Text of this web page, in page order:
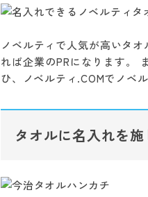
ノベルティで人気が高いタ
れば企業のPRになります。
ひ、ノベルティ.COMでノベ
タオルに名入れを